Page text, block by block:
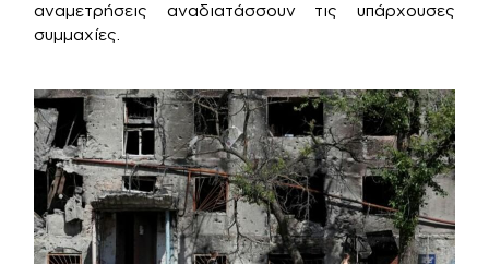
αναμετρήσεις αναδιατάσσουν τις υπάρχουσες
συμμαχίες.